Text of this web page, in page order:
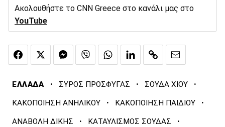
Ακολουθήστε το CNN Greece στο κανάλι μας στο
YouTube
ΕΛΛΑΔΑ · ΣΥΡΟΣ ΠΡΟΣΦΥΓΑΣ · ΣΟΥΔΑ ΧΙΟΥ ·
ΚΑΚΟΠΟΙΗΣΗ ΑΝΗΛΙΚΟΥ · ΚΑΚΟΠΟΙΗΣΗ ΠΑΙΔΙΟΥ ·
ΑΝΑΒΟΛΗ ΔΙΚΗΣ · ΚΑΤΑΥΛΙΣΜΟΣ ΣΟΥΔΑΣ ·